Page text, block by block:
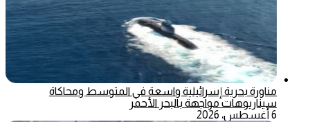
مناورة بحرية إسرائيلية واسعة في المتوسط ومحاكاة
سيناريوهات مواجهة بالبحر الأحمر
6 أغسطس، 2026